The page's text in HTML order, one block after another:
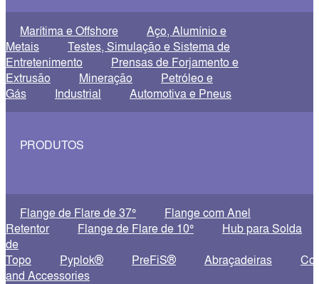
Marítima e Offshore
Aço, Alumínio e
Metais
Testes, Simulação e Sistema de
Entretenimento
Prensas de Forjamento e
Extrusão
Mineração
Petróleo e
Gás
Industrial Automotiva e Pneus
PRODUTOS
Flange de Flare de 37°
Flange com Anel
Retentor
Flange de Flare de 10°
Hub para Solda
de
Topo
Pyplok® PreFiS® Abraçadeiras
and Accessories